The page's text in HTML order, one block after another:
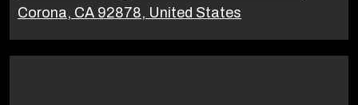
Corona, CA 92878, United States